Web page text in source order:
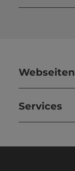
Webseiten
Services